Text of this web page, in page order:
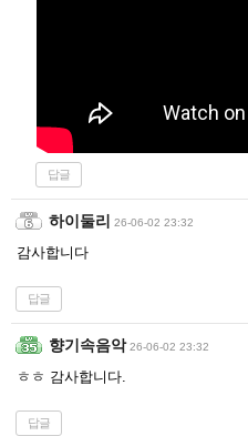
답글
하이둘리 26-06-02 23:32
감사합니다
답글
향기속음악 26-06-02 23:32
ㅎㅎ 감사합니다.
답글